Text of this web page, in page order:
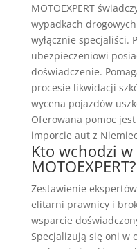
MOTOEXPERT
wypadkach
wyłącznie specjaliści.
ubezpieczeniowi
doświadczenie.
procesie likwidacji
wycena pojazdów
Oferowana pomoc
imporcie aut z
Kto wchodzi w
MOTOEXPERT?
Zestawienie
elitarni prawnicy i
wsparcie
Specjalizują się oni w